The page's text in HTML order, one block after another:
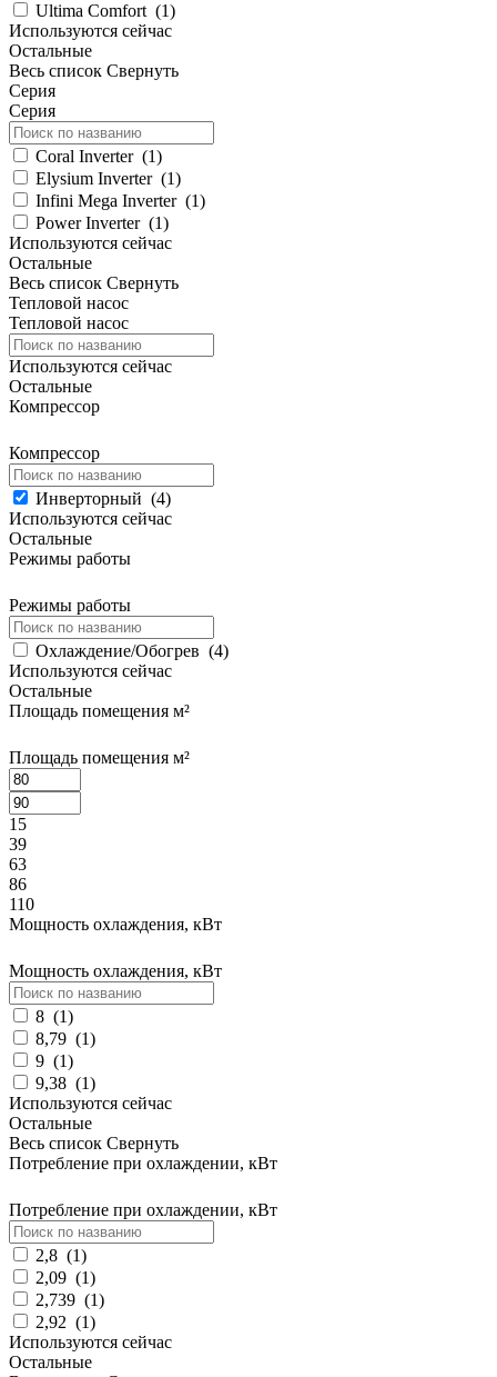
Ultima Comfort (1)
Используются сейчас
Остальные
Весь список Свернуть
Серия
Серия
Coral Inverter (1)
Elysium Inverter (1)
Infini Mega Inverter (1)
Power Inverter (1)
Используются сейчас
Остальные
Весь список Свернуть
Тепловой насос
Тепловой насос
Используются сейчас
Остальные
Компрессор
Компрессор
Инверторный (4)
Используются сейчас
Остальные
Режимы работы
Режимы работы
Охлаждение/Обогрев (4)
Используются сейчас
Остальные
Площадь помещения м²
Площадь помещения м²
15
39
63
86
110
Мощность охлаждения, кВт
Мощность охлаждения, кВт
8 (1)
8,79 (1)
9 (1)
9,38 (1)
Используются сейчас
Остальные
Весь список Свернуть
Потребление при охлаждении, кВт
Потребление при охлаждении, кВт
2,8 (1)
2,09 (1)
2,739 (1)
2,92 (1)
Используются сейчас
Остальные